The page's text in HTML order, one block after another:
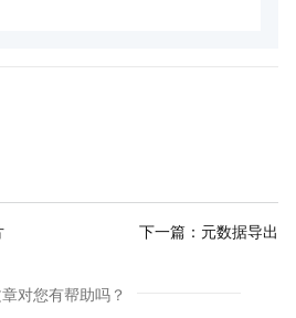
下一篇： 元数据导出
对您有帮助吗？